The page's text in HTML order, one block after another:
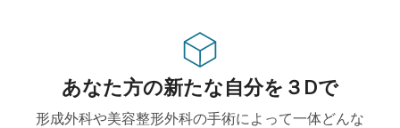
あなた方の新たな自分を３Dで
形成外科や美容整形外科の手術によって一体どんな